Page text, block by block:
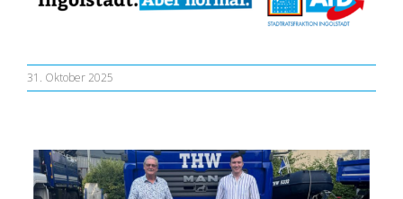
31. Oktober 2025